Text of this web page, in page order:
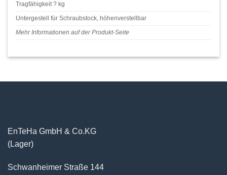
Tragfähigkeit ? kg
Untergestell für Schraubstock, höhenverstellbar
Mehr Informationen auf der Produkt-Seite
EnTeHa GmbH & Co.KG
(Lager)
Schwanheimer Straße 144